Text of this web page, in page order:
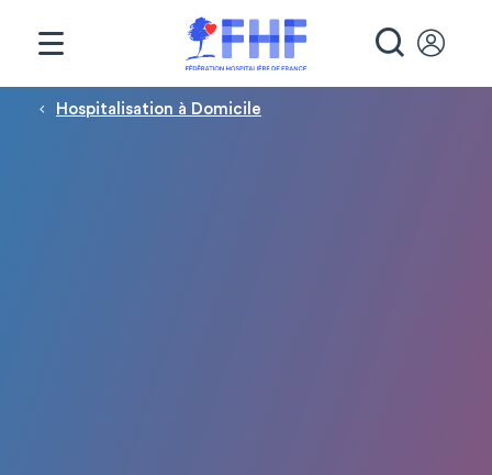
Fil d'Ariane
Hospitalisation à Domicile
Panneau de gestion des cookies